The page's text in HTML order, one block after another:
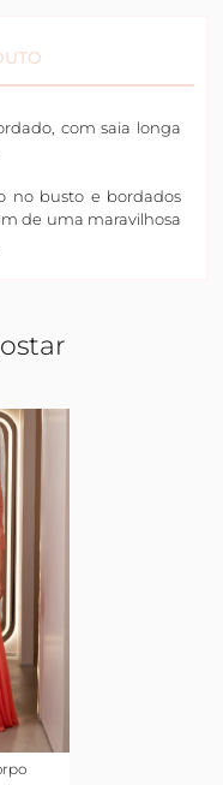
com saia longa
no busto e bordados
de uma maravilhosa